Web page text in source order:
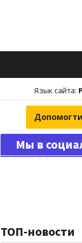
Язык сайта:
Мы в
ТОП-новости